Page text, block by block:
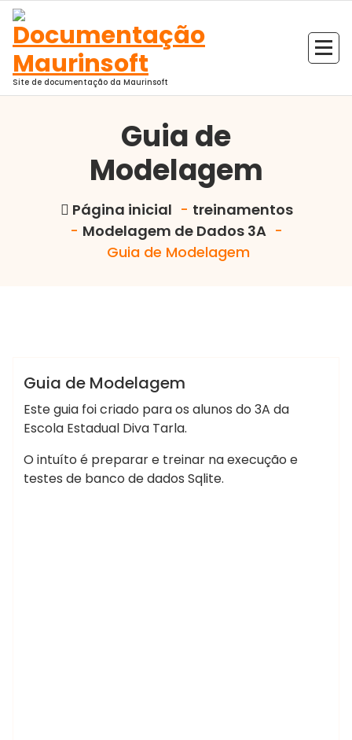
Pular
para
conteúdo
Site de documentação da Maurinsoft
Guia de
Modelagem
Página inicial - treinamentos
- Modelagem de Dados 3A-
Guia de Modelagem
Modelagem de Dados 3A
Guia de Modelagem
Este guia foi criado para os alunos do 3A da
Escola Estadual Diva Tarla.
O intuíto é preparar e treinar na execução e
testes de banco de dados Sqlite.